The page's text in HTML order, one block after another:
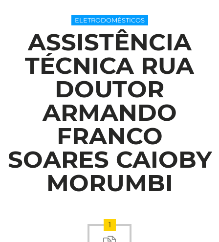
ELETRODOMÉSTICOS
ASSISTÊNCIA
TÉCNICA RUA
DOUTOR
ARMANDO
FRANCO
SOARES CAIOBY
MORUMBI
1